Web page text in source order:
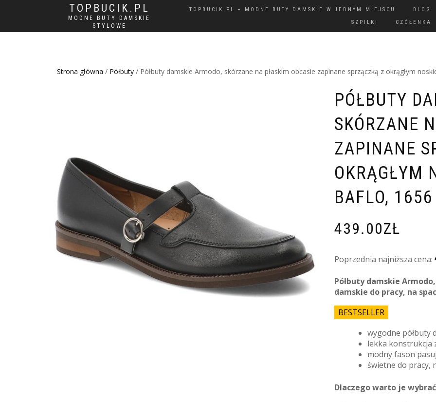
TOPBUCIK.PL
MODNE BUTY DAMSKIE
STYLOWE
TOPBUCIK.PL – MODNE BUTY DAMSKIE W JEDNYM MIEJSCU
BLOG
SZPILKI
CZÓŁENKA
Strona główna / Półbuty / Półbuty damskie Armodo, skórzane na płaskim obcasie zapinane sprzączką z okrągłym
PÓŁBUTY
SKÓRZANE
ZAPINANE
OKRĄGŁYM
BAFLO,
439.00ZŁ
Poprzednia najniższa cena:
Półbuty damskie
damskie do pracy, na
BESTSELLER
wygodne półbuty
lekka konstrukcja
modny fason
świetne do pracy,
Dlaczego warto je